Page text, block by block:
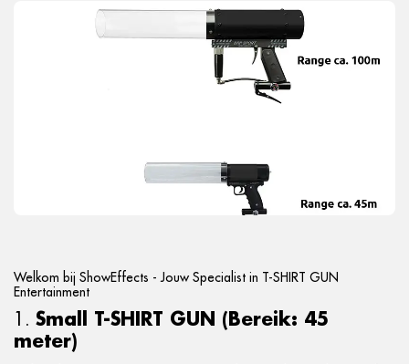
Welkom bij ShowEffects - Jouw Specialist in T-SHIRT GUN
Entertainment
1. Small T-SHIRT GUN (Bereik: 45
meter)